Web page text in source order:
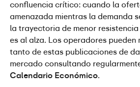
confluencia crítico: cuando la
amenazada mientras la demanda
la trayectoria de menor
es al alza. Los operadores pueden
tanto de estas publicaciones de
Calendario Económico.